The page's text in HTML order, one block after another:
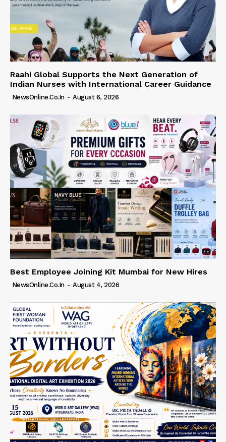
Raahi Global Supports the Next Generation of
Indian Nurses with International Career Guidance
NewsOnline.co.in - August 6, 2026
Best Employee Joining Kit Mumbai for New Hires
NewsOnline.co.in - August 4, 2026